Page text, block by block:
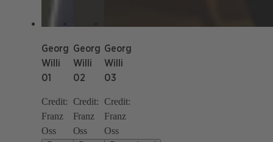
Georg
Willi
01
Credit:
Franz
Oss
Georg
Willi
02
Credit:
Franz
Oss
Georg
Willi
03
Credit:
Franz
Oss